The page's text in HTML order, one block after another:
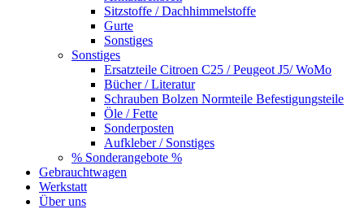
Sitzstoffe / Dachhimmelstoffe
Gurte
Sonstiges
Sonstiges
Ersatzteile Citroen C25 / Peugeot J5/ WoMo
Bücher / Literatur
Schrauben Bolzen Normteile Befestigungsteile
Öle / Fette
Sonderposten
Aufkleber / Sonstiges
% Sonderangebote %
Gebrauchtwagen
Werkstatt
Über uns